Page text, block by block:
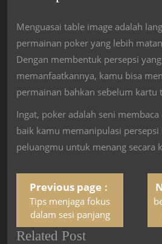
Menguasai table image adalah
permainan poker yang lebih
Dengan membentuk persepsi
memanfaatkannya, kamu bisa
permainan bahkan sebelum kartu
Ingat, poker adalah seni
baik kamu memanipulasi
peluangmu untuk menang secara
Previous page
Tips menjaga fokus
dalam sesi panjang
Related Post